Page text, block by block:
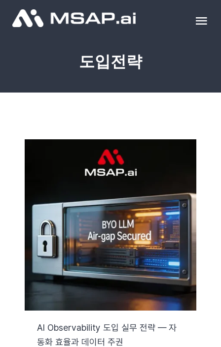
조달물품
자료실
기술지원
도입전략
AI Observability 도입 실무 전략 — 자
동화 효율과 데이터 주권